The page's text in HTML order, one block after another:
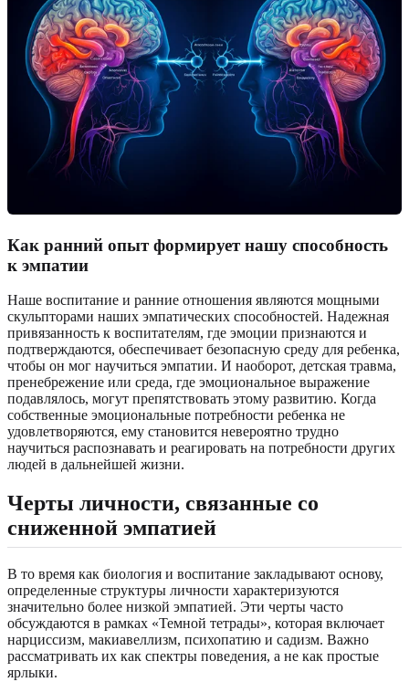
Как ранний опыт формирует нашу способность
к эмпатии
Наше воспитание и ранние отношения являются мощными
скульпторами наших эмпатических способностей. Надежная
привязанность к воспитателям, где эмоции признаются и
подтверждаются, обеспечивает безопасную среду для ребенка,
чтобы он мог научиться эмпатии. И наоборот, детская травма,
пренебрежение или среда, где эмоциональное выражение
подавлялось, могут препятствовать этому развитию. Когда
собственные эмоциональные потребности ребенка не
удовлетворяются, ему становится невероятно трудно
научиться распознавать и реагировать на потребности других
людей в дальнейшей жизни.
Черты личности, связанные со
сниженной эмпатией
В то время как биология и воспитание закладывают основу,
определенные структуры личности характеризуются
значительно более низкой эмпатией. Эти черты часто
обсуждаются в рамках «Темной тетрады», которая включает
нарциссизм, макиавеллизм, психопатию и садизм. Важно
рассматривать их как спектры поведения, а не как простые
ярлыки.